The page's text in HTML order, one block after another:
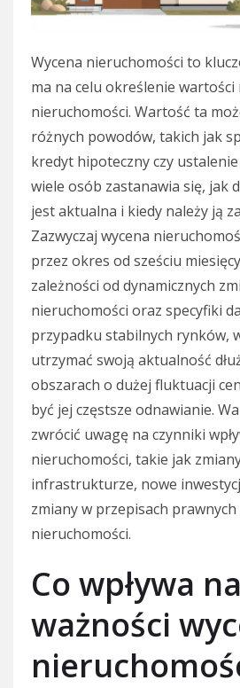
Wycena nieruchomości to
ma na celu określenie
nieruchomości. Wartość ta
różnych powodów, takich jak
kredyt hipoteczny czy
wiele osób zastanawia się, jak
jest aktualna i kiedy należy ją
Zazwyczaj wycena
przez okres od sześciu
zależności od dynamicznych
nieruchomości oraz specyfiki
przypadku stabilnych rynków,
utrzymać swoją aktualność
obszarach o dużej fluktuacji
być jej częstsze odnawianie.
zwrócić uwagę na czynniki
nieruchomości, takie jak
infrastrukturze, nowe
zmiany w przepisach prawnych
nieruchomości.
Co wpływa
ważności